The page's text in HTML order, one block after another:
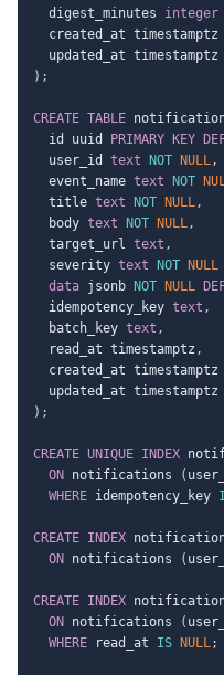
  digest_minutes
integer
  created_at timestamptz
  updated_at timestamptz
) ;
CREATE TABLE
  id uuid
PRIMARY KEY
  user_id
text NOT NULL,
  event_name
text NOT
  title
text NOT NULL,
  body
text NOT NULL,
  target_url
text ,
  severity
text NOT NULL
data jsonb NOT NULL
  idempotency_key
text ,
  batch_key
text ,
  read_at timestamptz
,
  created_at timestamptz
  updated_at timestamptz
) ;
CREATE UNIQUE INDEX
ON notifications (
WHERE idempotency_key
CREATE INDEX
ON notifications (
CREATE INDEX
ON notifications (
WHERE read_at IS NULL;